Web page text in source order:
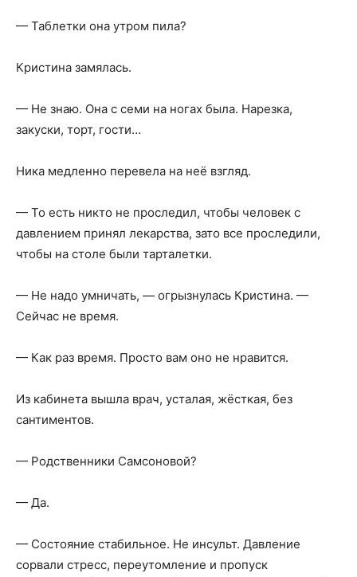
— Таблетки она утром пила?
Кристина замялась.
— Не знаю. Она с семи на ногах была. Нарезка,
закуски, торт, гости…
Ника медленно перевела на неё взгляд.
— То есть никто не проследил, чтобы человек с
давлением принял лекарства, зато все проследили,
чтобы на столе были тарталетки.
— Не надо умничать, — огрызнулась Кристина. —
Сейчас не время.
— Как раз время. Просто вам оно не нравится.
Из кабинета вышла врач, усталая, жёсткая, без
сантиментов.
— Родственники Самсоновой?
— Да.
— Состояние стабильное. Не инсульт. Давление
сорвали стресс, переутомление и пропуск